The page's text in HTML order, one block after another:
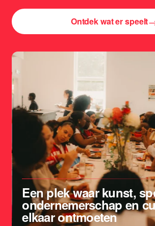
Ontdek wat er speelt
Een plek waar kunst,
ondernemerschap en
elkaar ontmoeten